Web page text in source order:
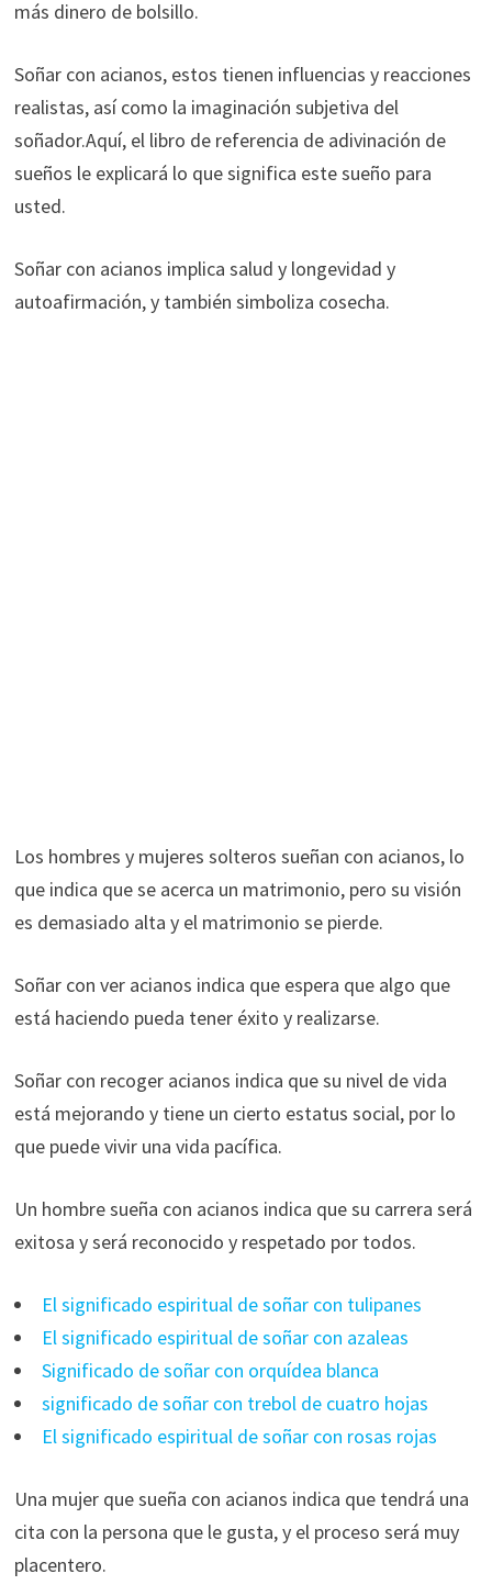
más dinero de bolsillo.
Soñar con acianos, estos tienen influencias y reacciones
realistas, así como la imaginación subjetiva del
soñador.Aquí, el libro de referencia de adivinación de
sueños le explicará lo que significa este sueño para
usted.
Soñar con acianos implica salud y longevidad y
autoafirmación, y también simboliza cosecha.
Los hombres y mujeres solteros sueñan con acianos, lo
que indica que se acerca un matrimonio, pero su visión
es demasiado alta y el matrimonio se pierde.
Soñar con ver acianos indica que espera que algo que
está haciendo pueda tener éxito y realizarse.
Soñar con recoger acianos indica que su nivel de vida
está mejorando y tiene un cierto estatus social, por lo
que puede vivir una vida pacífica.
Un hombre sueña con acianos indica que su carrera será
exitosa y será reconocido y respetado por todos.
El significado espiritual de soñar con tulipanes
El significado espiritual de soñar con azaleas
Significado de soñar con orquídea blanca
significado de soñar con trebol de cuatro hojas
El significado espiritual de soñar con rosas rojas
Una mujer que sueña con acianos indica que tendrá una
cita con la persona que le gusta, y el proceso será muy
placentero.